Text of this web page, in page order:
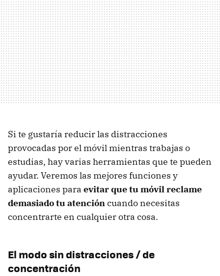
Si te gustaría reducir las distracciones
provocadas por el móvil mientras trabajas o
estudias, hay varias herramientas que te pueden
ayudar. Veremos las mejores funciones y
aplicaciones para evitar que tu móvil reclame
demasiado tu atencióncuando necesitas
concentrarte en cualquier otra cosa.
El modo sin distracciones / de
concentración